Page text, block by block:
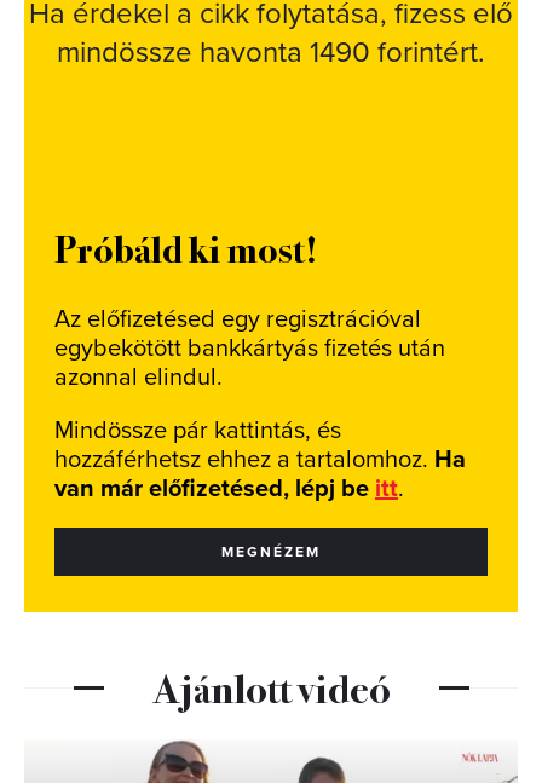
Ha érdekel a cikk folytatása, fizess elő
mindössze havonta 1490 forintért.
Próbáld ki most!
Az előfizetésed egy regisztrációval
egybekötött bankkártyás fizetés után
azonnal elindul.
Mindössze pár kattintás, és
hozzáférhetsz ehhez a tartalomhoz. Ha
van már előfizetésed, lépj be itt.
MEGNÉZEM
Ajánlott videó